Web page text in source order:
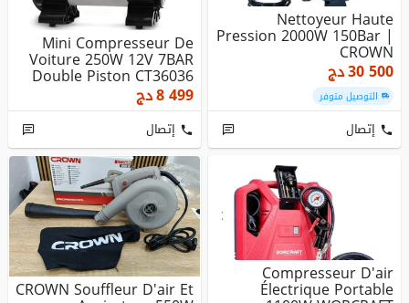
Nettoyeur Haute
Pression 2000W 150Bar |
CROWN
30 500دج
التوصيل متوفر
إتصال
Mini Compresseur De
Voiture 250W 12V 7BAR
Double Piston CT36036
CROWN
8 499دج
إتصال
Compresseur D'air
Électrique Portable
CROWN Souffleur D'air Et